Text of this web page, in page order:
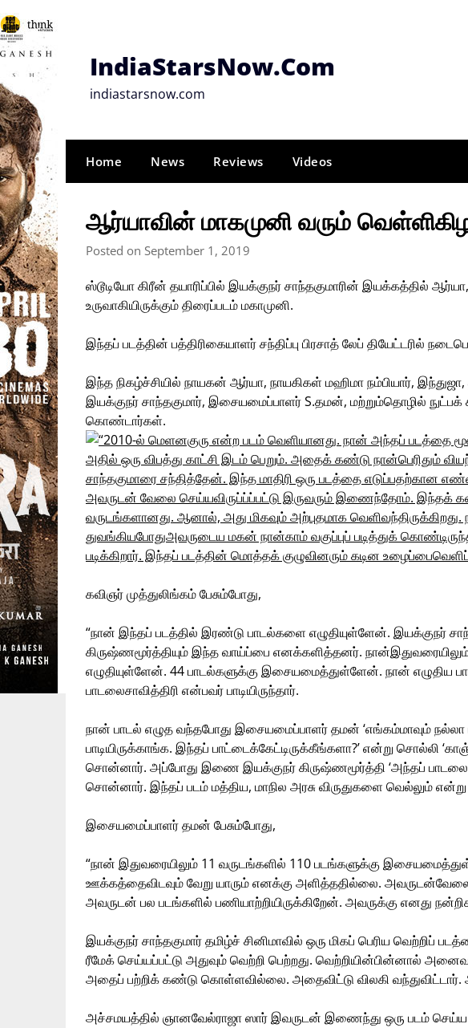
Skip
to
content
IndiaStarsNow.Com
indiastarsnow.com
Home News Reviews Videos
ஆர்யாவின் மாகமுனி வரும்
Posted on September 1, 2019
ஸ்டூடியோ கிரீன் தயாரிப்பில் இயக்குநர் சாந்தகுமாரின் இயக்கத்தில் ஆர்யா,
உருவாகியிருக்கும் திரைப்படம் மகாமுனி.
இந்தப் படத்தின் பத்திரிகையாளர் சந்திப்பு பிரசாத் லேப் தியேட்டரில்
இந்த நிகழ்ச்சியில் நாயகன் ஆர்யா, நாயகிகள் மஹிமா நம்பியார்,
இயக்குநர் சாந்தகுமார், இசையமைப்பாளர் S.தமன், மற்றும்தொழில்
கொண்டார்கள்.
கவிஞர் முத்துலிங்கம் பேசும்போது,
“நான் இந்தப் படத்தில் இரண்டு பாடல்களை எழுதியுள்ளேன். இயக்குநர்
கிருஷ்ணமூர்த்தியும் இந்த வாய்ப்பை எனக்களித்தனர்.
எழுதியுள்ளேன். 44 பாடல்களுக்கு இசையமைத்துள்ளேன். நான் எழுதிய
பாடலைசாவித்திரி என்பவர் பாடியிருந்தார்.
நான் பாடல் எழுத வந்தபோது இசையமைப்பாளர் தமன் ‘எங்கம்மாவும் நல்லா
பாடியிருக்காங்க. இந்தப் பாட்டைக்கேட்டிருக்கீங்களா?’ என்று சொல்லி
சொன்னார். அப்போது இணை இயக்குநர் கிருஷ்ணமூர்த்தி ‘அந்தப் பாடலை
சொன்னார். இந்தப் படம் மத்திய, மாநில அரசு விருதுகளை வெல்லும் என்று
இசையமைப்பாளர் தமன் பேசும்போது,
“நான் இதுவரையிலும் 11 வருடங்களில் 110 படங்களுக்கு
ஊக்கத்தைவிடவும் வேறு யாரும் எனக்கு அளித்ததில்லை. அவருடன்வேலை
அவருடன் பல படங்களில் பணியாற்றியிருக்கிறேன். அவருக்கு எனது
இயக்குநர் சாந்தகுமார் தமிழ்ச் சினிமாவில் ஒரு மிகப் பெரிய வெற்றிப்
ரீமேக் செய்யப்பட்டு அதுவும் வெற்றி பெற்றது. வெற்றியின்பின்னால்
அதைப் பற்றிக் கண்டு கொள்ளவில்லை. அதைவிட்டு விலகி வந்துவிட்டார்.
அச்சமயத்தில் ஞானவேல்ராஜா ஸார் இவருடன் இணைந்து ஒரு படம் செய்ய